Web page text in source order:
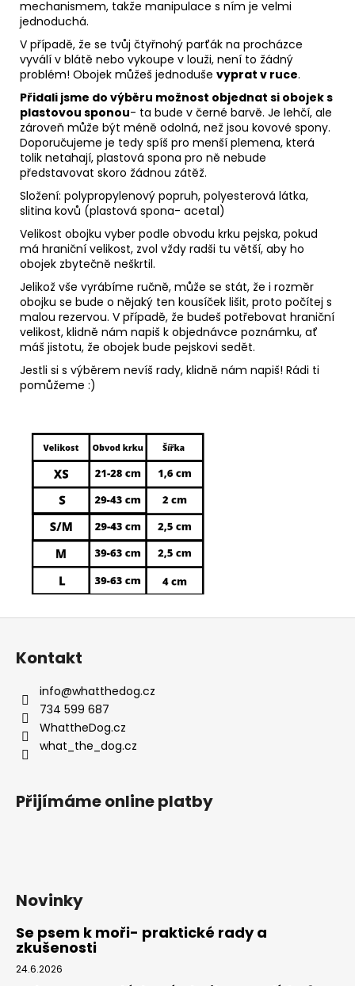
mechanismem, takže manipulace s ním je velmi
jednoduchá.
V případě, že se tvůj čtyřnohý parťák na procházce
vyválí v blátě nebo vykoupe v louži, není to žádný
problém! Obojek můžeš jednoduše vyprat v ruce.
Přidali jsme do výběru možnost objednat si obojek s
plastovou sponou- ta bude v černé barvě. Je lehčí, ale
zároveň může být méně odolná, než jsou kovové spony.
Doporučujeme je tedy spíš pro menší plemena, která
tolik netahají, plastová spona pro ně nebude
představovat skoro žádnou zátěž.
Složení: polypropylenový popruh, polyesterová látka,
slitina kovů (plastová spona- acetal)
Velikost obojku vyber podle obvodu krku pejska, pokud
má hraniční velikost, zvol vždy radši tu větší, aby ho
obojek zbytečně neškrtil.
Jelikož vše vyrábíme ručně, může se stát, že i rozměr
obojku se bude o nějaký ten kousíček lišit, proto počítej s
malou rezervou. V případě, že budeš potřebovat hraniční
velikost, klidně nám napiš k objednávce poznámku, ať
máš jistotu, že obojek bude pejskovi sedět.
Jestli si s výběrem nevíš rady, klidně nám napiš! Rádi ti
pomůžeme :)
Kontakt
info@whatthedog.cz
734 599 687
WhattheDog.cz
what_the_dog.cz
Přijímáme online platby
Novinky
Se psem k moři- praktické rady a
zkušenosti
24.6.2026